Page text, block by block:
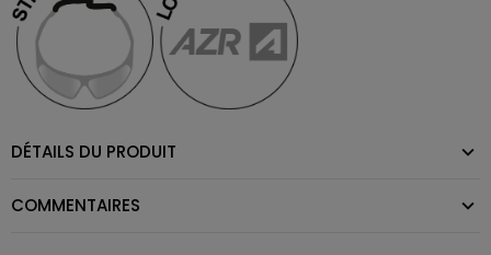
DÉTAILS DU PRODUIT
COMMENTAIRES